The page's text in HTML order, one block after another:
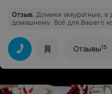
Отзыв. Домики аккуратные, в
домашнему. Всё для Вашего
чем заняться. Близкое
достопримечательностям, до
до конюшни и комплекса
приезжать ещё! Однозначно
Отзывы15